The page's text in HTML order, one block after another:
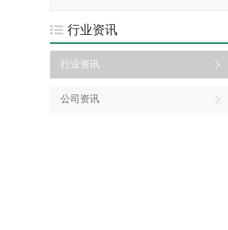
行业资讯
行业资讯
公司资讯